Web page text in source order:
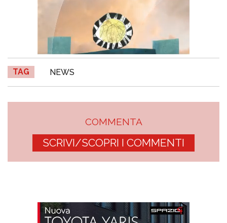
TAG NEWS
COMMENTA
SCRIVI/SCOPRI I COMMENTI